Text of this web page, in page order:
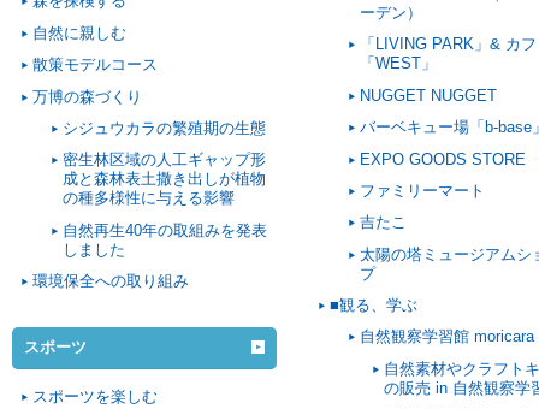
自然に親しむ
散策モデルコース
万博の森づくり
シジュウカラの繁殖期の生態
密生林区域の人工ギャップ形
成と森林表土撒き出しが植物
の種多様性に与える影響
自然再生40年の取組みを発表
しました
環境保全への取り組み
スポーツ
スポーツを楽しむ
ーデン）
「LIVING PARK」& カ
「WEST」
NUGGET NUGGET
バーベキュー場「b-base
EXPO GOODS STORE
ファミリーマート
吉たこ
太陽の塔ミュージアムシ
プ
■観る、学ぶ
自然観察学習館 moricara
自然素材やクラフト
の販売 in 自然観察学